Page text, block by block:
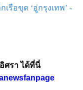
รือขุด ‘อู่กรุงเทพ’ -
ศรา ได้ที่นี่